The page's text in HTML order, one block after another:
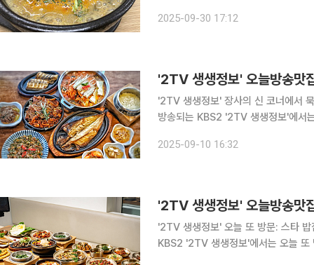
곳에서는 저렴한 가격으로 푸짐한 추
2025-09-30 17:12
'2TV 생생정보' 장사의 신 코너에서
방송되는 KBS2 '2TV 생생정보'에서
2025-09-10 16:32
'2TV 생생정보' 오늘 또 방문: 스타 밥집 코
KBS2 '2TV 생생정보'에서는 오늘